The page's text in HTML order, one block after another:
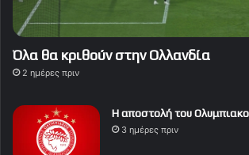
Όλα θα κριθούν στην Ολλανδία
2 ημέρες πριν
Η αποστολή του
3 ημέρες πριν